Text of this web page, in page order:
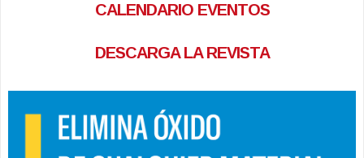
CALENDARIO EVENTOS
DESCARGA LA REVISTA